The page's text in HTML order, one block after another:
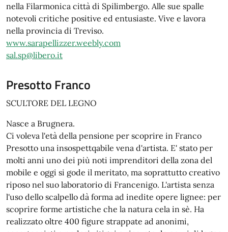
nella Filarmonica città di Spilimbergo. Alle sue spalle
notevoli critiche positive ed entusiaste. Vive e lavora
nella provincia di Treviso.
www.sarapellizzer.weebly.com
sal.sp@libero.it
Presotto Franco
SCULTORE DEL LEGNO
Nasce a Brugnera.
Ci voleva l'età della pensione per scoprire in Franco
Presotto una insospettqabile vena d'artista. E' stato per
molti anni uno dei più noti imprenditori della zona del
mobile e oggi si gode il meritato, ma soprattutto creativo
riposo nel suo laboratorio di Francenigo. L'artista senza
l'uso dello scalpello dà forma ad inedite opere lignee: per
scoprire forme artistiche che la natura cela in sè. Ha
realizzato oltre 400 figure strappate ad anonimi,